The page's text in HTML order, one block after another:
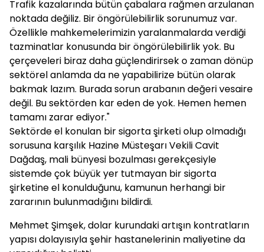
Trafik kazalarında bütün çabalara rağmen arzulanan
noktada değiliz. Bir öngörülebilirlik sorunumuz var.
Özellikle mahkemelerimizin yaralanmalarda verdiği
tazminatlar konusunda bir öngörülebilirlik yok. Bu
çerçeveleri biraz daha güçlendirirsek o zaman dönüp
sektörel anlamda da ne yapabilirize bütün olarak
bakmak lazım. Burada sorun arabanın değeri vesaire
değil. Bu sektörden kar eden de yok. Hemen hemen
tamamı zarar ediyor."
Sektörde el konulan bir sigorta şirketi olup olmadığı
sorusuna karşılık Hazine Müsteşarı Vekili Cavit
Dağdaş, mali bünyesi bozulması gerekçesiyle
sistemde çok büyük yer tutmayan bir sigorta
şirketine el konulduğunu, kamunun herhangi bir
zararının bulunmadığını bildirdi.
Mehmet Şimşek, dolar kurundaki artışın kontratların
yapısı dolayısıyla şehir hastanelerinin maliyetine da